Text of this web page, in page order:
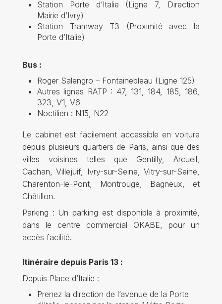
Station Porte d’Italie (Ligne 7, Direction
Mairie d’Ivry)
Station Tramway T3 (Proximité avec la
Porte d’Italie)
Bus :
Roger Salengro – Fontainebleau (Ligne 125)
Autres lignes RATP : 47, 131, 184, 185, 186,
323, V1, V6
Noctilien : N15, N22
Le cabinet est facilement accessible en voiture
depuis plusieurs quartiers de Paris, ainsi que des
villes voisines telles que Gentilly, Arcueil,
Cachan, Villejuif, Ivry-sur-Seine, Vitry-sur-Seine,
Charenton-le-Pont, Montrouge, Bagneux, et
Châtillon.
Parking : Un parking est disponible à proximité,
dans le centre commercial OKABE, pour un
accès facilité.
Itinéraire depuis Paris 13 :
Depuis Place d’Italie :
Prenez la direction de l’avenue de la Porte